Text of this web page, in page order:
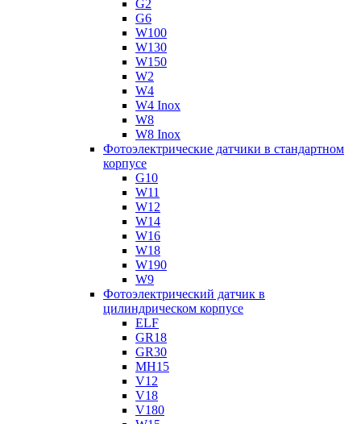
G2
G6
W100
W130
W150
W2
W4
W4 Inox
W8
W8 Inox
Фотоэлектрические датчики в стандартном
корпусе
G10
W11
W12
W14
W16
W18
W190
W9
Фотоэлектрический датчик в
цилиндрическом корпусе
ELF
GR18
GR30
MH15
V12
V18
V180